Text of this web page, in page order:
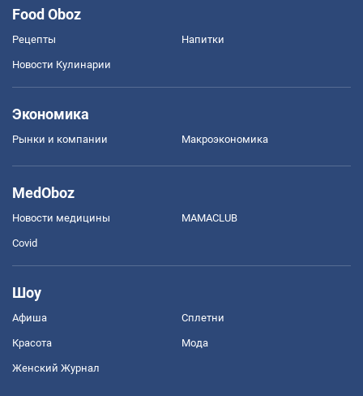
Food Oboz
Рецепты Напитки
Новости Кулинарии
Экономика
Рынки и компании Mакроэкономика
MedOboz
Новости медицины MAMACLUB
Covid
Шоу
Афиша Сплетни
Красота Мода
Женский Журнал